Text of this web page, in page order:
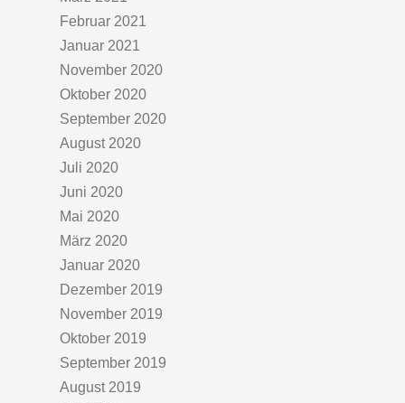
Februar 2021
Januar 2021
November 2020
Oktober 2020
September 2020
August 2020
Juli 2020
Juni 2020
Mai 2020
März 2020
Januar 2020
Dezember 2019
November 2019
Oktober 2019
September 2019
August 2019